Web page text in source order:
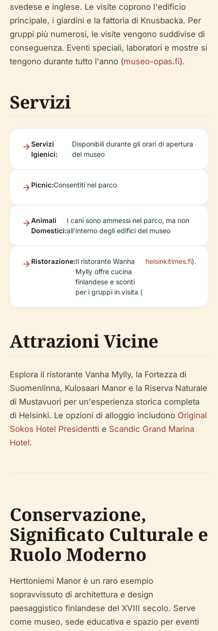
svedese e inglese. Le visite coprono l'edificio
principale, i giardini e la fattoria di Knusbacka. Per
gruppi più numerosi, le visite vengono suddivise di
conseguenza. Eventi speciali, laboratori e mostre si
tengono durante tutto l'anno (museo-opas.fi).
Servizi
Servizi
Igienici:
Disponibili durante gli orari di apertura
del museo
Picnic:Consentiti nel parco
Animali
Domestici:
I cani sono ammessi nel parco, ma non
all'interno degli edifici del museo
Ristorazione:Il ristorante Wanha
Mylly offre cucina
finlandese e sconti
per i gruppi in visita (
helsinkitimes.fi).
Attrazioni Vicine
Esplora il ristorante Vanha Mylly, la Fortezza di
Suomenlinna, Kulosaari Manor e la Riserva Naturale
di Mustavuori per un'esperienza storica completa
di Helsinki. Le opzioni di alloggio includono Original
Sokos Hotel Presidentti e Scandic Grand Marina
Hotel.
Conservazione,
Significato Culturale e
Ruolo Moderno
Herttoniemi Manor è un raro esempio
sopravvissuto di architettura e design
paesaggistico finlandese del XVIII secolo. Serve
come museo, sede educativa e spazio per eventi